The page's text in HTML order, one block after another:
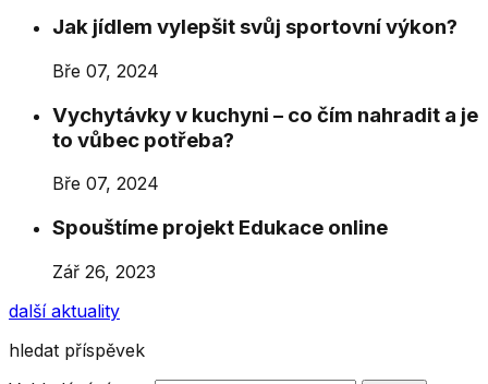
Jak jídlem vylepšit svůj sportovní výkon?
Bře 07, 2024
Vychytávky v kuchyni – co čím nahradit a je
to vůbec potřeba?
Bře 07, 2024
Spouštíme projekt Edukace online
Zář 26, 2023
další aktuality
hledat příspěvek